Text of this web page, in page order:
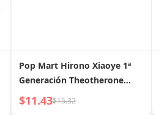
Pop Mart Hirono Xiaoye 1ª
Generación Theotherone
Zorro Fantasma Confirmado
Caja Sorpresa de Artesanía
$11.43$15.32